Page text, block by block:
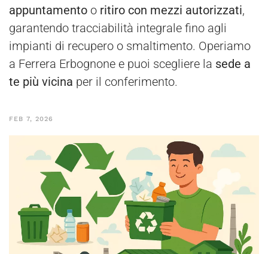
appuntamento o ritiro con mezzi autorizzati,
garantendo tracciabilità integrale fino agli
impianti di recupero o smaltimento. Operiamo
a Ferrera Erbognone e puoi scegliere la sede a
te più vicina per il conferimento.
FEB 7, 2026